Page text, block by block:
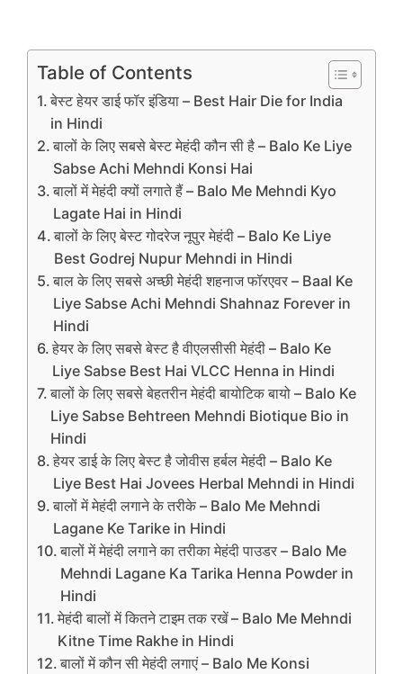
Table of Contents
बेस्‍ट हेयर डाई फॉर इंडिया – Best Hair Die for India
in Hindi
बालों के लिए सबसे बेस्ट मेहंदी कौन सी है – Balo Ke Liye
Sabse Achi Mehndi Konsi Hai
बालों में मेहंदी क्यों लगाते हैं – Balo Me Mehndi Kyo
Lagate Hai in Hindi
बालों के लिए बेस्‍ट गोदरेज नूपुर मेहंदी – Balo Ke Liye
Best Godrej Nupur Mehndi in Hindi
बाल के लिए सबसे अच्‍छी मेहंदी शहनाज फॉरएवर – Baal Ke
Liye Sabse Achi Mehndi Shahnaz Forever in
Hindi
हेयर के लिए सबसे बेस्‍ट है वीएलसीसी मेहंदी – Balo Ke
Liye Sabse Best Hai VLCC Henna in Hindi
बालों के लिए सबसे बेहतरीन मेहंदी बायोटिक बायो – Balo Ke
Liye Sabse Behtreen Mehndi Biotique Bio in
Hindi
हेयर डाई के लिए बेस्‍ट है जोवीस हर्बल मेहंदी – Balo Ke
Liye Best Hai Jovees Herbal Mehndi in Hindi
बालों में मेहंदी लगाने के तरीके – Balo Me Mehndi
Lagane Ke Tarike in Hindi
बालों में मेहंदी लगाने का तरीका मेहंदी पाउडर – Balo Me
Mehndi Lagane Ka Tarika Henna Powder in
Hindi
मेहंदी बालों में कितने टाइम तक रखें – Balo Me Mehndi
Kitne Time Rakhe in Hindi
बालों में कौन सी मेहंदी लगाएं – Balo Me Konsi